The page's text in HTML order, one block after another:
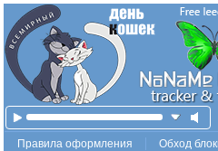
Правила оформления
Обход